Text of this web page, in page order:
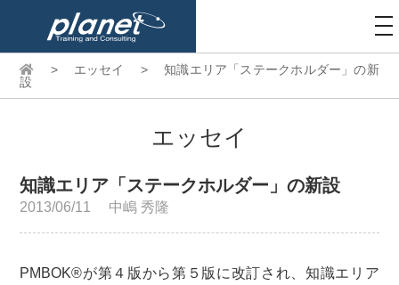
>
エッセイ >
知識エリア「ステークホルダー」の新
設
エッセイ
知識エリア「ステークホルダー」の新設
2013/06/11 中嶋 秀隆
PMBOK®が第４版から第５版に改訂され、知識エリア